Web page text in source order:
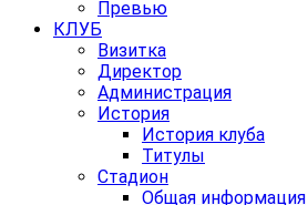
Превью
КЛУБ
Визитка
Директор
Администрация
История
История клуба
Титулы
Стадион
Общая информация